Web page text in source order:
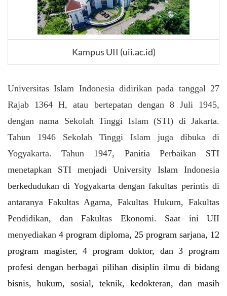
Kampus UII (uii.ac.id)
Universitas Islam Indonesia didirikan pada tanggal 27
Rajab 1364 H, atau bertepatan dengan 8 Juli 1945,
dengan nama Sekolah Tinggi Islam (STI) di Jakarta.
Tahun 1946 Sekolah Tinggi Islam juga dibuka di
Yogyakarta. Tahun 1947, Panitia Perbaikan STI
menetapkan STI menjadi University Islam Indonesia
berkedudukan di Yogyakarta dengan fakultas perintis di
antaranya Fakultas Agama, Fakultas Hukum, Fakultas
Pendidikan, dan Fakultas Ekonomi. Saat ini UII
menyediakan 4 program diploma, 25 program sarjana, 12
program magister, 4 program doktor, dan 3 program
profesi dengan berbagai pilihan disiplin ilmu di bidang
bisnis, hukum, sosial, teknik, kedokteran, dan masih